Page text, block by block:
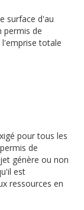
surface d'au
permis de
totale
pour tous les
de
génère ou non
est
ressources en